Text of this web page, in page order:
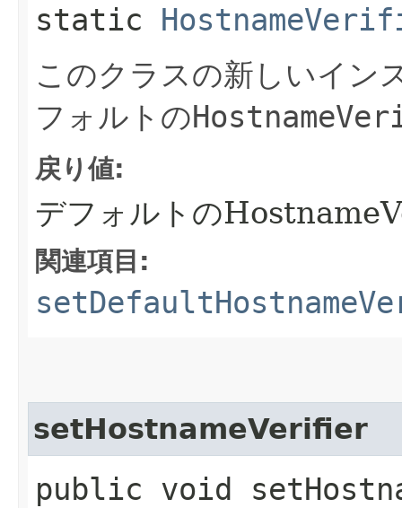
static
このクラスの新しいイン
フォルトの
戻り値:
デフォルトの
関連項目:
setHostnameVerifier
public void